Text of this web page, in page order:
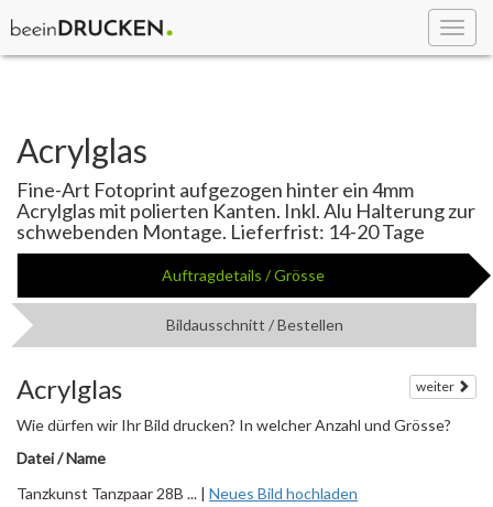
Acrylglas
Fine-Art Fotoprint aufgezogen hinter ein 4mm
Acrylglas mit polierten Kanten. Inkl. Alu Halterung zur
schwebenden Montage. Lieferfrist: 14-20 Tage
Auftragdetails / Grösse
Bildausschnitt / Bestellen
weiter
Acrylglas
Wie dürfen wir Ihr Bild drucken? In welcher Anzahl und Grösse?
Datei / Name
Tanzkunst Tanzpaar 28B ... | Neues Bild hochladen